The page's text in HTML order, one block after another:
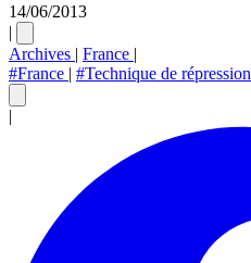
14/06/2013
|
Archives | France |
#France | #Technique de répression
|